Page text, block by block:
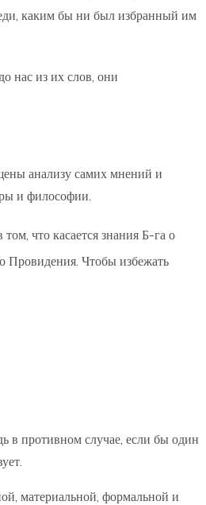
каким бы ни был избранный им
нас из их слов, они
анализу самих мнений и
и философии.
что касается знания Б-га о
Провидения. Чтобы избежать
в противном случае, если бы один
материальной, формальной и